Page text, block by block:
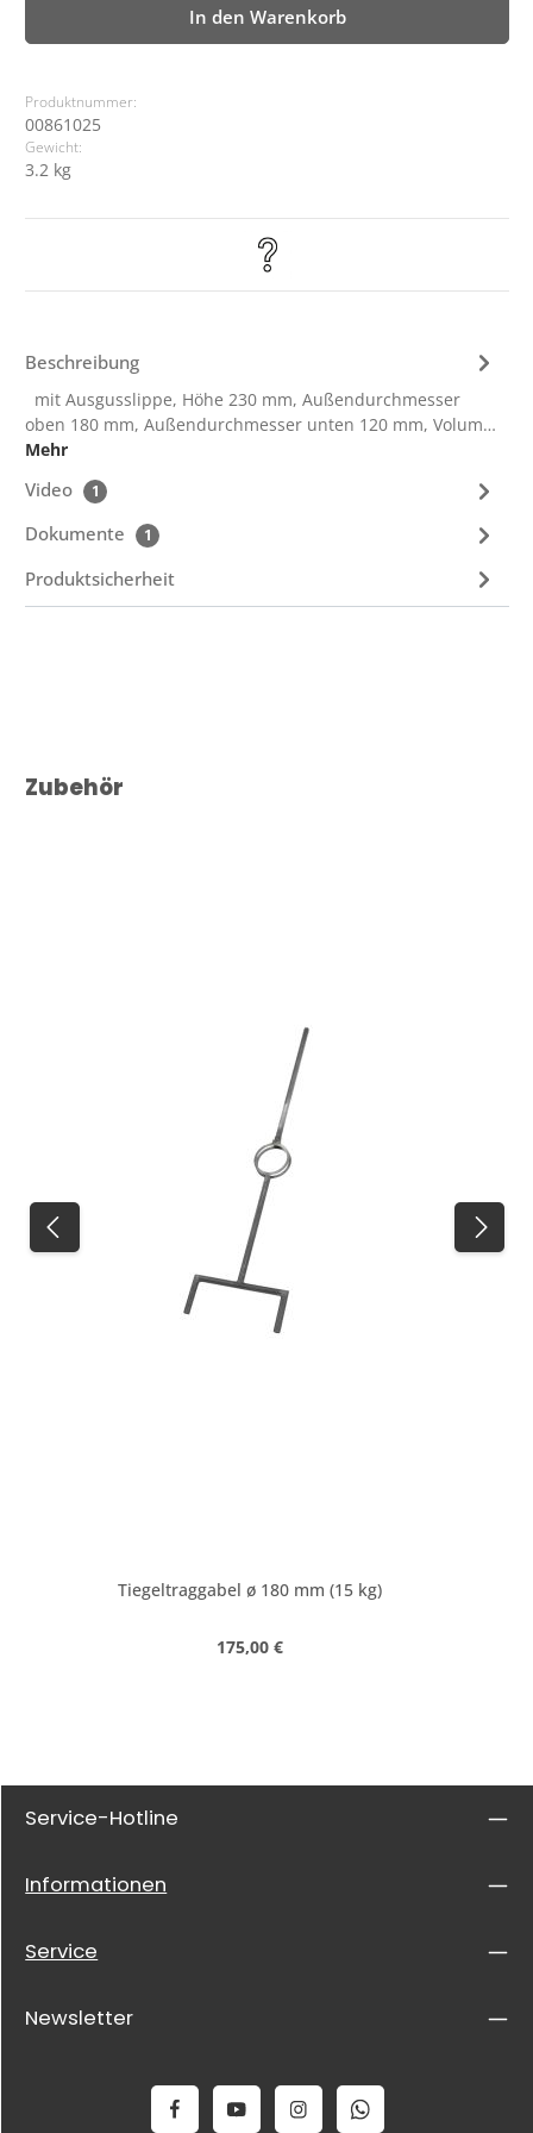
In den Warenkorb
Produktnummer:
00861025
Gewicht:
3.2 kg
Beschreibung
mit Ausgusslippe, Höhe 230 mm, Außendurchmesser
oben 180 mm, Außendurchmesser unten 120 mm, Volum…
Mehr
Video 1
Dokumente 1
Produktsicherheit
Produktgalerie überspringen
Zubehör
Tiegeltraggabel ø 180 mm (15 kg)
Regulärer Preis:
175,00 €
Service-Hotline
Informationen
Service
Newsletter